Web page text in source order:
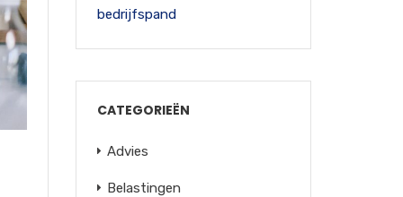
bedrijfspand
CATEGORIEËN
Advies
Belastingen